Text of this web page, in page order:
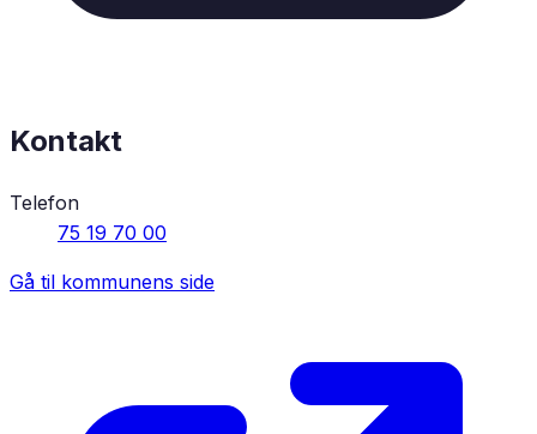
Kontakt
Telefon
75 19 70 00
Gå til kommunens side